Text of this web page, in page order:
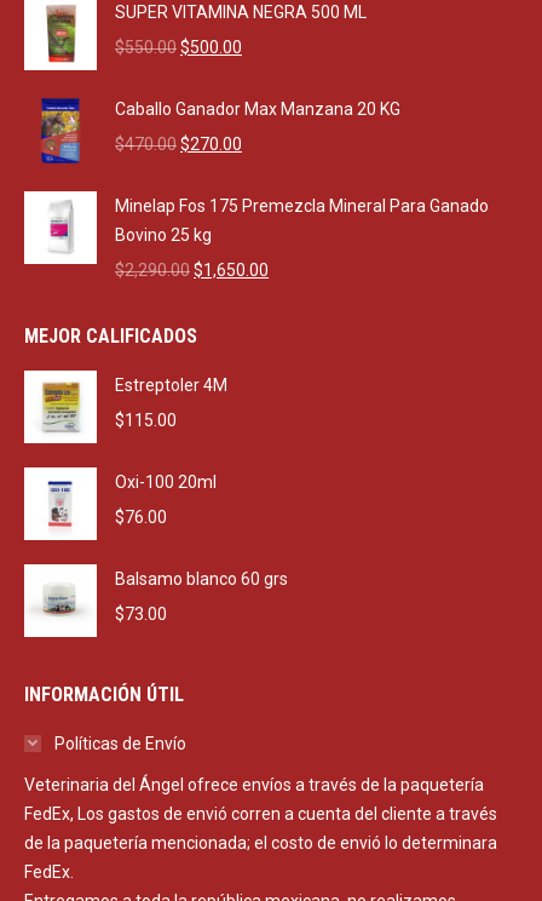
SUPER VITAMINA NEGRA 500 ML
$550.00Original
was:
$550.00.
$500.00
is:
Caballo Ganador Max Manzana 20 KG
$470.00Original
was:
$470.00.
$270.00
is:
Minelap Fos 175 Premezcla Mineral Para Ganado
Bovino 25 kg
$2,290.00Original
was:
$1,650.00
MEJOR CALIFICADOS
Estreptoler 4M
$115.00
Oxi-100 20ml
$76.00
Balsamo blanco 60 grs
$73.00
INFORMACIÓN ÚTIL
Políticas de Envío
Veterinaria del Ángel ofrece envíos a través de la paquetería
FedEx, Los gastos de envió corren a cuenta del cliente a través
de la paquetería mencionada; el costo de envió lo determinara
FedEx.